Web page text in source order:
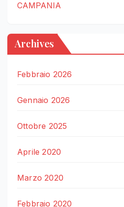
CAMPANIA
Archives
Febbraio 2026
Gennaio 2026
Ottobre 2025
Aprile 2020
Marzo 2020
Febbraio 2020